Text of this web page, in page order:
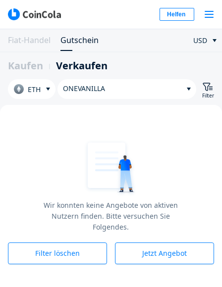
Helfen
Fiat-Handel Gutschein USD
Kaufen Verkaufen
ETH ONEVANILLA
Filter
Wir konnten keine Angebote von aktiven
Nutzern finden. Bitte versuchen Sie
Folgendes.
Filter löschen Jetzt Angebot